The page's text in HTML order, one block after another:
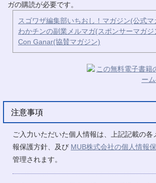
ガの購読が必要です。
スゴワザ編集部いちおし！マガジン(公式マ
わかチンの副業メルマガ(スポンサーマガジ
Con Ganar(協賛マガジン)
注意事項
ご入力いただいた個人情報は、上記記載の各
報保護方針、及び MUB株式会社の個人情報
管理されます。